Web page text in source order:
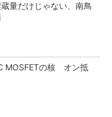
量だけじゃない、南鳥
MOSFETの核 オン抵